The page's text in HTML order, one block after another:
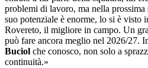
problemi di lavoro, ma nella
suo potenziale è enorme, lo si è visto
Rovereto, il migliore in campo. Un
può fare ancora meglio nel 2026/27.
Buciol che conosco, non solo a
continuità.»